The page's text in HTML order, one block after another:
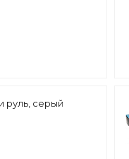
руль, серый